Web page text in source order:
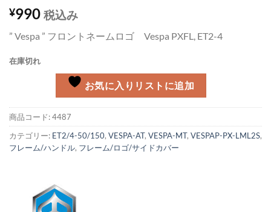
¥990 税込み
” Vespa ” フロントネームロゴ Vespa PXFL, ET2-4
在庫切れ
お気に入りリストに追加
商品コード:4487
カテゴリー: ET2/4-50/150, VESPA-AT, VESPA-MT, VESPAP-PX-LML2S,
フレーム/ハンドル, フレーム/ロゴ/サイドカバー